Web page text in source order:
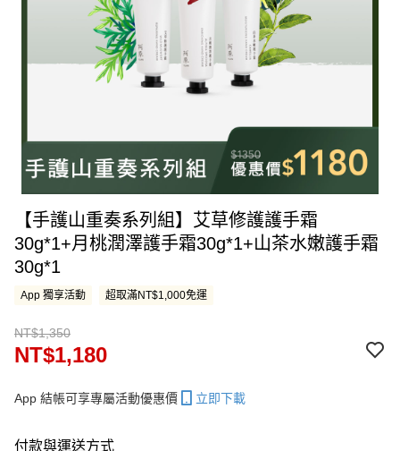
【手護山重奏系列組】艾草修護護手霜
30g*1+月桃潤澤護手霜30g*1+山茶水嫩護手霜
30g*1
App 獨享活動 超取滿NT$1,000免運
NT$1,350
NT$1,180
App 結帳可享專屬活動優惠價 立即下載
付款與運送方式